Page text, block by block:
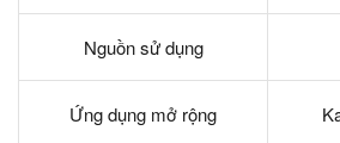
Nguồn sử dụng
Ứng dụng mở rộng